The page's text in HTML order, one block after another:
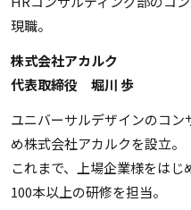
現職。
株式会社アカルク
代表取締役 堀川 歩
ユニバーサルデザインのコ
め株式会社アカルクを設立。
これまで、上場企業様をは
100本以上の研修を担当。